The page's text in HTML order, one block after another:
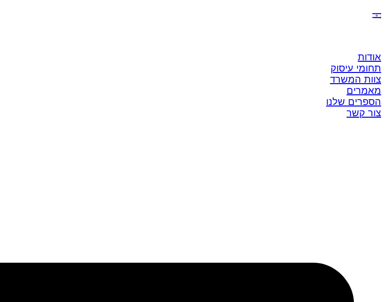
אודות
תחומי עיסוק
צוות המשרד
מאמרים
הספרים שלנו
צור קשר